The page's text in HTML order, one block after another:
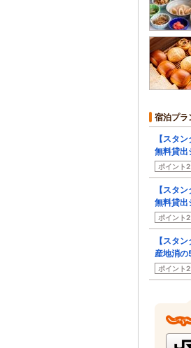
宿泊プラ
【スタ
無料貸
ポイント
【スタ
無料貸
ポイント
【スタ
産地消
ポイント